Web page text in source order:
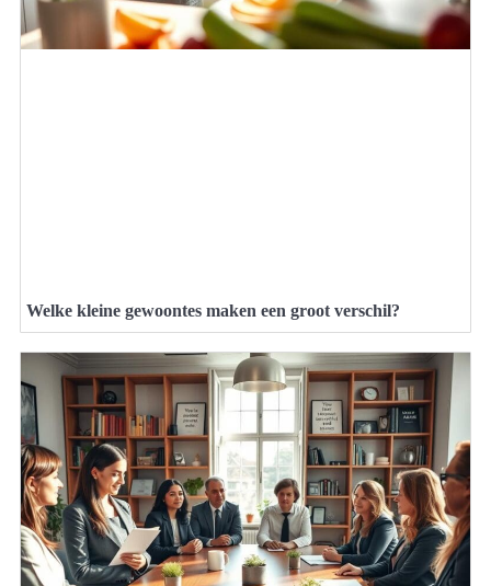
Welke kleine gewoontes maken een groot verschil?